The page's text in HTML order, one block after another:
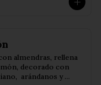
almendras, rellena
decorado con
arándanos y